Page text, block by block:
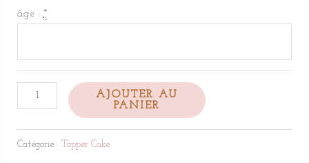
âge : *
AJOUTER AU
PANIER
Catégorie : Topper Cake